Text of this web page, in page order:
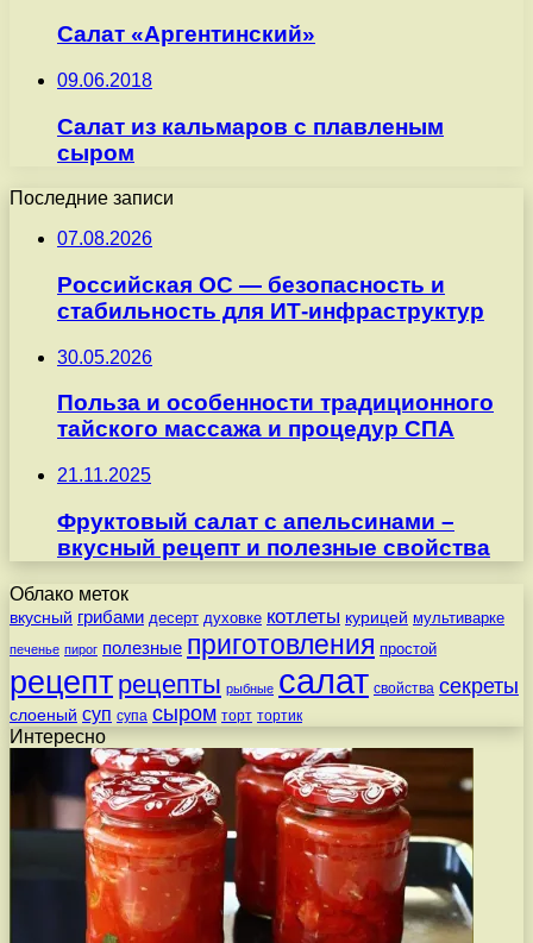
Салат «Аргентинский»
09.06.2018
Салат из кальмаров с плавленым
сыром
Последние записи
07.08.2026
Российская ОС — безопасность и
стабильность для ИТ-инфраструктур
30.05.2026
Польза и особенности традиционного
тайского массажа и процедур СПА
21.11.2025
Фруктовый салат с апельсинами –
вкусный рецепт и полезные свойства
Облако меток
вкусный грибами десерт духовке котлеты курицей мультиварке
печенье пирог полезные приготовления простой
рецепт рецепты рыбные салат свойства секреты
слоеный суп супа сыром торт тортик
Интересно